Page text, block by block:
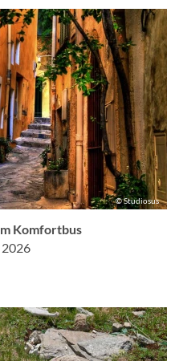
© Studiosus
Komfortbus